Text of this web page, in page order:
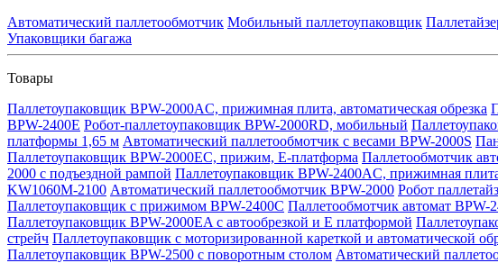
Автоматический паллетообмотчик Мобильный паллетоупаковщик
Упаковщики багажа
Товары
Паллетоупаковщик BPW-2000AC, прижимная плита, автоматическая обрезка
BPW-2400E Робот-паллетоупаковщик BPW-2000RD, мобильный
платформы 1,65 м Автоматический паллетообмотчик с весами BPW-2000S
Паллетоупаковщик BPW-2000EC, прижим, Е-платформа Паллетообмотчик
2000 с подъездной рампой Паллетоупаковщик BPW-2400AC, прижимная
KW1060M-2100 Автоматический паллетообмотчик BPW-2000 Робот
Паллетоупаковщик с прижимом BPW-2400C Паллетообмотчик автомат
Паллетоупаковщик BPW-2000EA с автообрезкой и Е платформой
стрейч Паллетоупаковщик с моторизированной кареткой и автоматической
Паллетоупаковщик BPW-2500 с поворотным столом Автоматический